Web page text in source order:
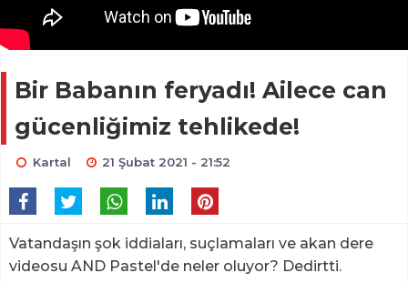
Bir Babanın feryadı! Ailece can
gücenliğimiz tehlikede!
Kartal 21 Şubat 2021 - 21:52
Vatandaşın şok iddiaları, suçlamaları ve akan dere
videosu AND Pastel'de neler oluyor? Dedirtti.